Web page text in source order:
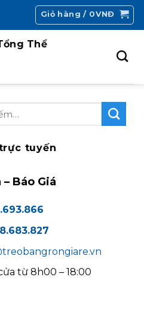
Giỏ hàng / 0VNĐ
Thể
tuyến
– Báo Giá
từ 8h00 – 18:00